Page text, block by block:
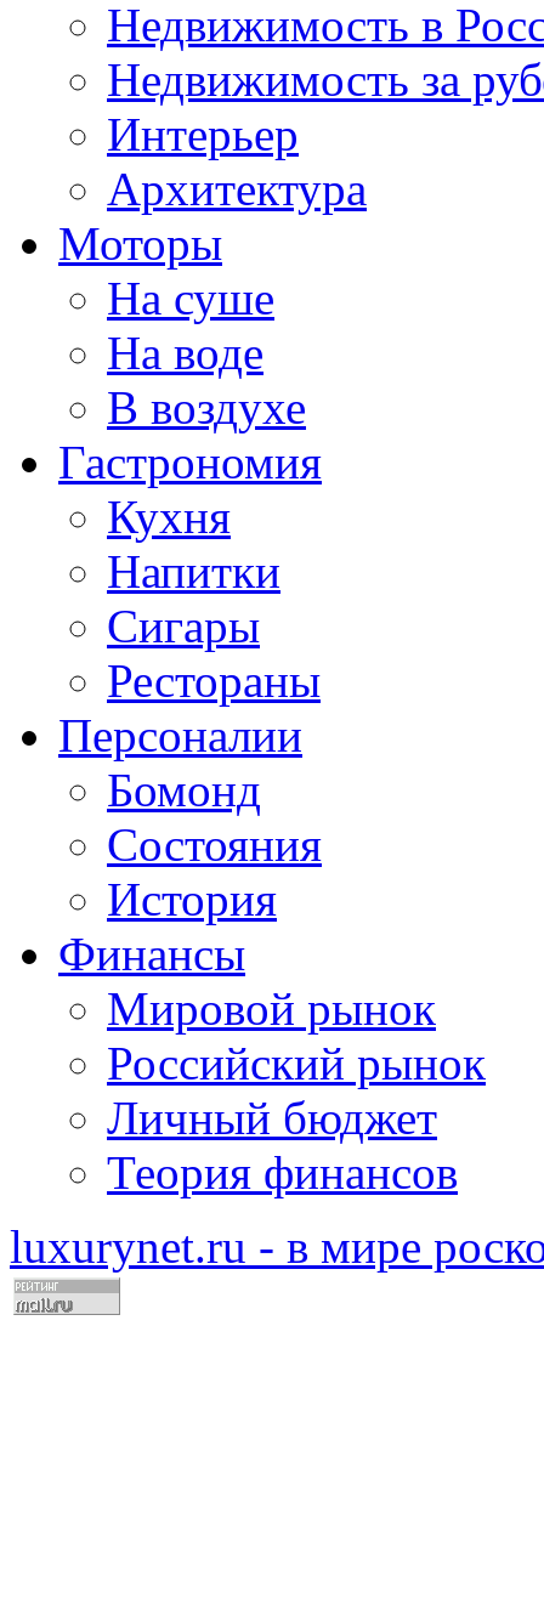
Недвижимость в
Недвижимость за
Интерьер
Архитектура
Моторы
На суше
На воде
В воздухе
Гастрономия
Кухня
Напитки
Сигары
Рестораны
Персоналии
Бомонд
Состояния
История
Финансы
Мировой рынок
Российский рынок
Личный бюджет
Теория финансов
luxurynet.ru - в мире